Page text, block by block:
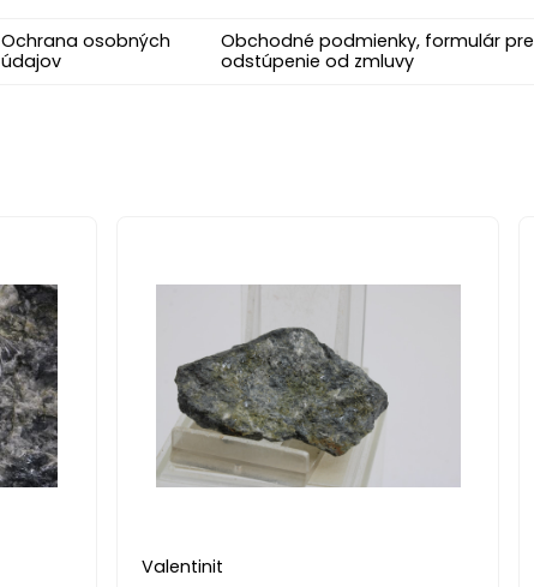
Ochrana osobných
údajov
Obchodné podmienky, formulár pre
odstúpenie od zmluvy
Valentinit